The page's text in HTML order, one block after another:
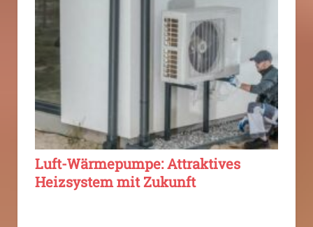
Luft-Wärmepumpe: Attraktives
Heizsystem mit Zukunft